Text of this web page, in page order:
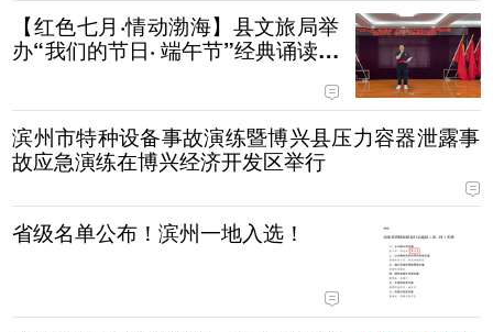
【红色七月·情动渤海】县文旅局举
办“我们的节日· 端午节”经典诵读主
滨州市特种设备事故演练暨博兴县压力容器泄露事
故应急演练在博兴经济开发区举行
省级名单公布！滨州一地入选！